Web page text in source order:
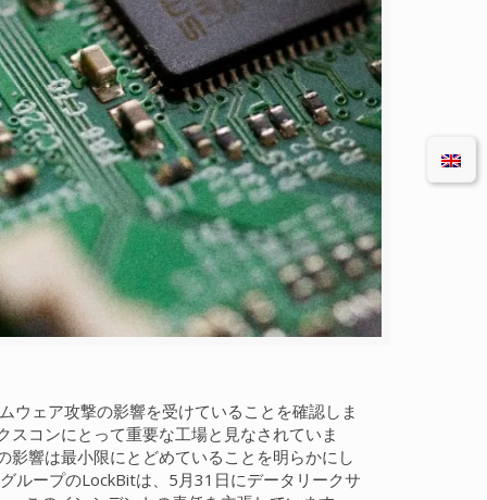
ウェア攻撃の影響を受けていることを確認しま
コンにとって重要な工場と見なされていま
響は最小限にとどめていることを明らかにし
ループのLockBitは、5月31日にデータリークサ